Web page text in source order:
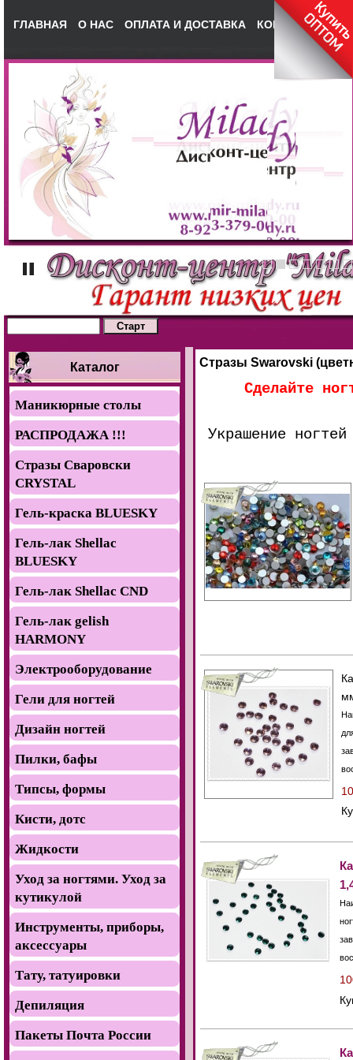
ГЛАВНАЯ О НАС ОПЛАТА И ДОСТАВКА КОНТАКТЫ
Каталог
Маникюрные столы
РАСПРОДАЖА !!!
Стразы Сваровски
CRYSTAL
Гель-краска BLUESKY
Гель-лак Shellac
BLUESKY
Гель-лак Shellac CND
Гель-лак gelish
HARMONY
Электрооборудование
Гели для ногтей
Дизайн ногтей
Пилки, бафы
Типсы, формы
Кисти, дотс
Жидкости
Уход за ногтями. Уход за
кутикулой
Инструменты, приборы,
аксессуары
Тату, татуировки
Депиляция
Пакеты Почта России
Стразы Swarovski
Сделайте
Украшение